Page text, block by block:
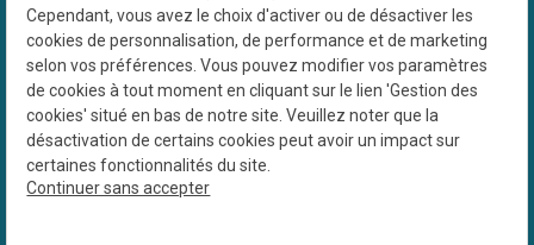
Cependant, vous avez le choix d'activer ou de désactiver les
cookies de personnalisation, de performance et de marketing
selon vos préférences. Vous pouvez modifier vos paramètres
de cookies à tout moment en cliquant sur le lien 'Gestion des
cookies' situé en bas de notre site. Veuillez noter que la
désactivation de certains cookies peut avoir un impact sur
certaines fonctionnalités du site.
Continuer sans accepter